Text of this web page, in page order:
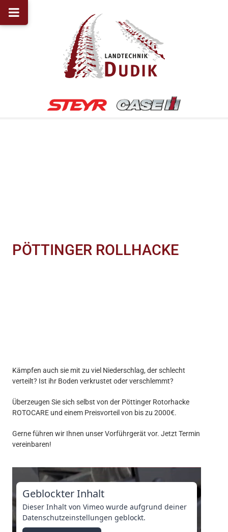
PÖTTINGER ROLLHACKE
Kämpfen auch sie mit zu viel Niederschlag, der schlecht
verteilt? Ist ihr Boden verkrustet oder verschlemmt?
Überzeugen Sie sich selbst von der Pöttinger Rotorhacke
ROTOCARE und einem Preisvorteil von bis zu 2000€.
Gerne führen wir Ihnen unser Vorführgerät vor. Jetzt Termin
vereinbaren!